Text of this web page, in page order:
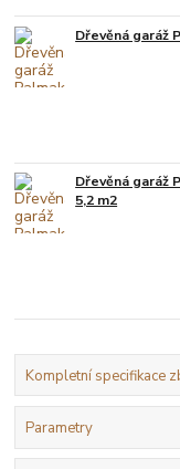
Dřevěná garáž
Dřevěná garáž
5,2 m2
Kompletní specifikace
Parametry